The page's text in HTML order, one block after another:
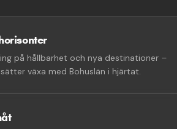
på hållbarhet och nya destinationer –
växa med Bohuslän i hjärtat.